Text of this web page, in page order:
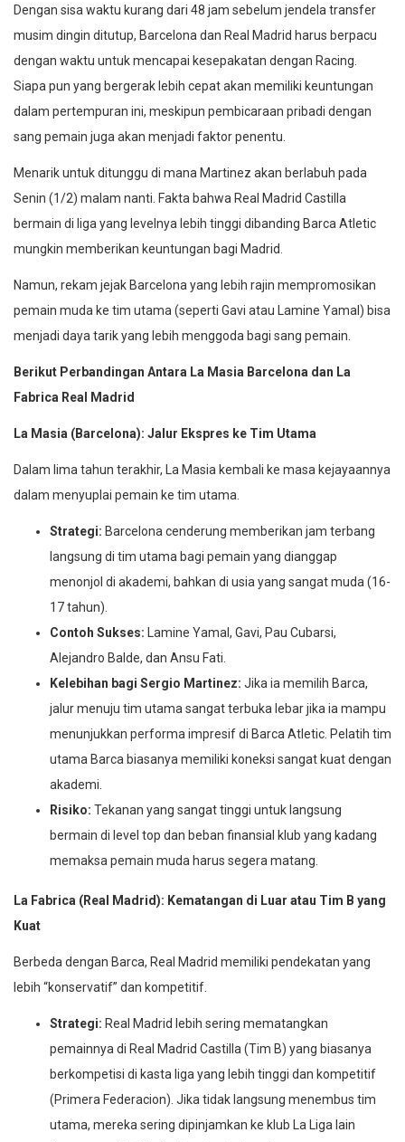
Dengan sisa waktu kurang dari 48 jam sebelum jendela transfer
musim dingin ditutup, Barcelona dan Real Madrid harus berpacu
dengan waktu untuk mencapai kesepakatan dengan Racing.
Siapa pun yang bergerak lebih cepat akan memiliki keuntungan
dalam pertempuran ini, meskipun pembicaraan pribadi dengan
sang pemain juga akan menjadi faktor penentu.
Menarik untuk ditunggu di mana Martinez akan berlabuh pada
Senin (1/2) malam nanti. Fakta bahwa Real Madrid Castilla
bermain di liga yang levelnya lebih tinggi dibanding Barca Atletic
mungkin memberikan keuntungan bagi Madrid.
Namun, rekam jejak Barcelona yang lebih rajin mempromosikan
pemain muda ke tim utama (seperti Gavi atau Lamine Yamal) bisa
menjadi daya tarik yang lebih menggoda bagi sang pemain.
Berikut Perbandingan Antara La Masia Barcelona dan La
Fabrica Real Madrid
La Masia (Barcelona): Jalur Ekspres ke Tim Utama
Dalam lima tahun terakhir, La Masia kembali ke masa kejayaannya
dalam menyuplai pemain ke tim utama.
Strategi: Barcelona cenderung memberikan jam terbang
langsung di tim utama bagi pemain yang dianggap
menonjol di akademi, bahkan di usia yang sangat muda (16-
17 tahun).
Contoh Sukses: Lamine Yamal, Gavi, Pau Cubarsi,
Alejandro Balde, dan Ansu Fati.
Kelebihan bagi Sergio Martinez: Jika ia memilih Barca,
jalur menuju tim utama sangat terbuka lebar jika ia mampu
menunjukkan performa impresif di Barca Atletic. Pelatih tim
utama Barca biasanya memiliki koneksi sangat kuat dengan
akademi.
Risiko: Tekanan yang sangat tinggi untuk langsung
bermain di level top dan beban finansial klub yang kadang
memaksa pemain muda harus segera matang.
La Fabrica (Real Madrid): Kematangan di Luar atau Tim B yang
Kuat
Berbeda dengan Barca, Real Madrid memiliki pendekatan yang
lebih “konservatif” dan kompetitif.
Strategi: Real Madrid lebih sering mematangkan
pemainnya di Real Madrid Castilla (Tim B) yang biasanya
berkompetisi di kasta liga yang lebih tinggi dan kompetitif
(Primera Federacion). Jika tidak langsung menembus tim
utama, mereka sering dipinjamkan ke klub La Liga lain